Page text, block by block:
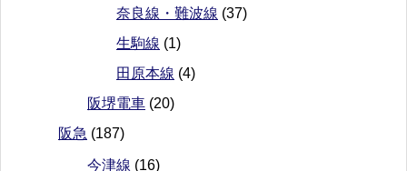
奈良線・難波線 (37)
生駒線 (1)
田原本線 (4)
阪堺電車 (20)
阪急 (187)
今津線 (16)